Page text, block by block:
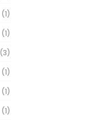
(1)
(1)
(3)
(1)
(1)
(1)